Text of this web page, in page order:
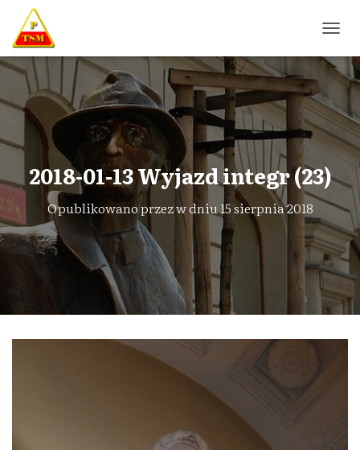
R
Z
Ą
C
Z
A
I
G
C
J
2018-01-13 Wyjazd integr (23)
Opublikowano przezw dniu15 sierpnia 2018